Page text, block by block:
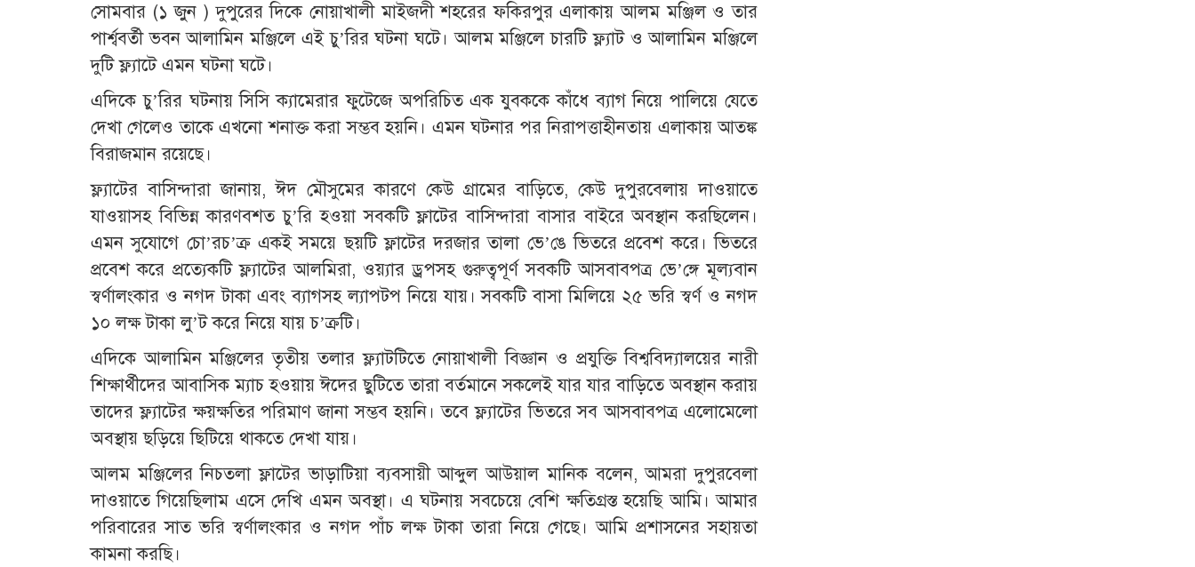
সোমবার (১ জুন ) দুপুরের দিকে নোয়াখালী মাইজদী শহরের ফকিরপুর এলাকায় আলম মঞ্জিল ও তার
পার্শ্ববর্তী ভবন আলামিন মঞ্জিলে এই চু’রির ঘটনা ঘটে। আলম মঞ্জিলে চারটি ফ্ল্যাট ও আলামিন মঞ্জিলে
দুটি ফ্ল্যাটে এমন ঘটনা ঘটে।
এদিকে চু’রির ঘটনায় সিসি ক্যামেরার ফুটেজে অপরিচিত এক যুবককে কাঁধে ব্যাগ নিয়ে পালিয়ে যেতে
দেখা গেলেও তাকে এখনো শনাক্ত করা সম্ভব হয়নি। এমন ঘটনার পর নিরাপত্তাহীনতায় এলাকায় আতঙ্ক
বিরাজমান রয়েছে।
ফ্ল্যাটের বাসিন্দারা জানায়, ঈদ মৌসুমের কারণে কেউ গ্রামের বাড়িতে, কেউ দুপুরবেলায় দাওয়াতে
যাওয়াসহ বিভিন্ন কারণবশত চু’রি হওয়া সবকটি ফ্লাটের বাসিন্দারা বাসার বাইরে অবস্থান করছিলেন।
এমন সুযোগে চো’রচ’ক্র একই সময়ে ছয়টি ফ্লাটের দরজার তালা ভে’ঙে ভিতরে প্রবেশ করে। ভিতরে
প্রবেশ করে প্রত্যেকটি ফ্ল্যাটের আলমিরা, ওয়্যার ড্রপসহ গুরুত্বপূর্ণ সবকটি আসবাবপত্র ভে’ঙ্গে মূল্যবান
স্বর্ণালংকার ও নগদ টাকা এবং ব্যাগসহ ল্যাপটপ নিয়ে যায়। সবকটি বাসা মিলিয়ে ২৫ ভরি স্বর্ণ ও নগদ
১০ লক্ষ টাকা লু’ট করে নিয়ে যায় চ’ক্রটি।
এদিকে আলামিন মঞ্জিলের তৃতীয় তলার ফ্ল্যাটটিতে নোয়াখালী বিজ্ঞান ও প্রযুক্তি বিশ্ববিদ্যালয়ের নারী
শিক্ষার্থীদের আবাসিক ম্যাচ হওয়ায় ঈদের ছুটিতে তারা বর্তমানে সকলেই যার যার বাড়িতে অবস্থান করায়
তাদের ফ্ল্যাটের ক্ষয়ক্ষতির পরিমাণ জানা সম্ভব হয়নি। তবে ফ্ল্যাটের ভিতরে সব আসবাবপত্র এলোমেলো
অবস্থায় ছড়িয়ে ছিটিয়ে থাকতে দেখা যায়।
আলম মঞ্জিলের নিচতলা ফ্লাটের ভাড়াটিয়া ব্যবসায়ী আব্দুল আউয়াল মানিক বলেন, আমরা দুপুরবেলা
দাওয়াতে গিয়েছিলাম এসে দেখি এমন অবস্থা। এ ঘটনায় সবচেয়ে বেশি ক্ষতিগ্রস্ত হয়েছি আমি। আমার
পরিবারের সাত ভরি স্বর্ণালংকার ও নগদ পাঁচ লক্ষ টাকা তারা নিয়ে গেছে। আমি প্রশাসনের সহায়তা
কামনা করছি।